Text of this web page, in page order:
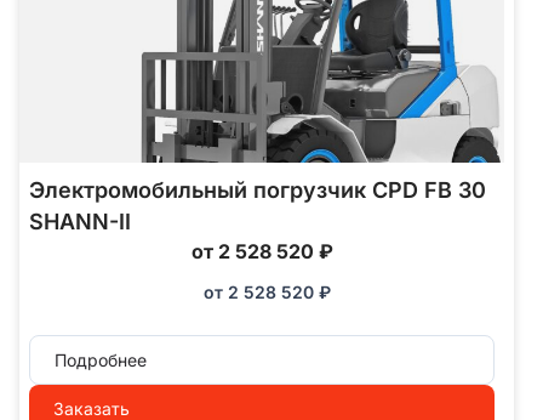
Электромобильный погрузчик CPD FB 30
SHANN-II
от 2 528 520 ₽
от 2 528 520 ₽
Подробнее
Заказать